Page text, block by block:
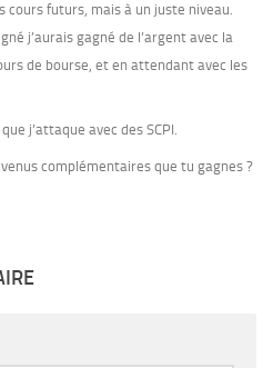
cours futurs, mais à un juste niveau.
j’aurais gagné de l’argent avec la
de bourse, et en attendant avec les
j’attaque avec des SCPI.
complémentaires que tu gagnes ?